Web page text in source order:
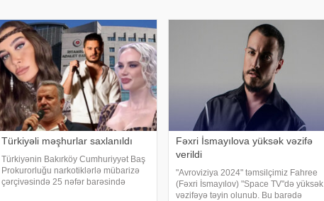
Türkiyəli məşhurlar saxlanıldı
Türkiyənin Bakırköy Cumhuriyyət Baş
Prokurorluğu narkotiklərlə mübarizə
çərçivəsində 25 nəfər barəsində
Fəxri İsmayılova yüksək vəzifə
verildi
"Avroviziya 2024" təmsilçimiz Fahree
(Fəxri İsmayılov) "Space TV"də yüksək
vəzifəyə təyin olunub. Bu barədə